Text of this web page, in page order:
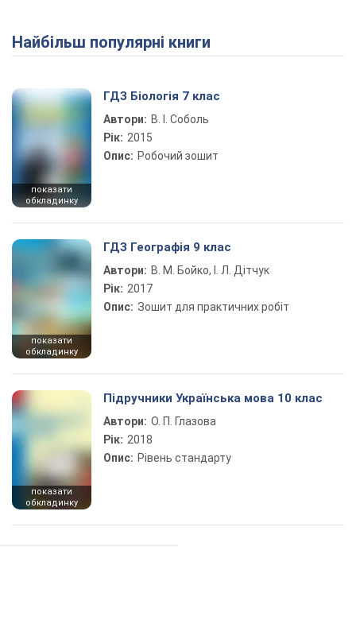
Найбільш популярні книги
показати
обкладинку
ГДЗ Біологія 7 клас
Автори: В. І. Соболь
Рік: 2015
Опис: Робочий зошит
показати
обкладинку
ГДЗ Географія 9 клас
Автори: В. М. Бойко, І. Л. Дітчук
Рік: 2017
Опис: Зошит для практичних робіт
показати
обкладинку
Підручники Українська мова 10 клас
Автори: О. П. Глазова
Рік: 2018
Опис: Рівень стандарту